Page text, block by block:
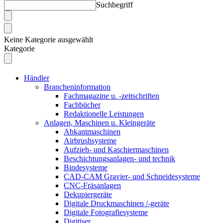
Suchbegriff
Keine Kategorie ausgewählt
Kategorie
Händler
Brancheninformation
Fachmagazine u. -zeitschriften
Fachbücher
Redaktionelle Leistungen
Anlagen, Maschinen u. Kleingeräte
Abkantmaschinen
Airbrushsysteme
Aufzieh- und Kaschiermaschinen
Beschichtungsanlagen- und technik
Bindesysteme
CAD-CAM Gravier- und Schneidesysteme
CNC-Fräsanlagen
Dekupiergeräte
Digitale Druckmaschinen /-geräte
Digitale Fotografiesysteme